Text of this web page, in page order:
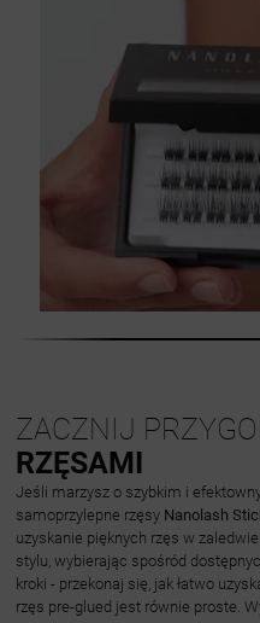
ZACZNIJ
RZĘSAMI
Jeśli marzysz o szybkim i
samoprzylepne rzęsy Nanolash
uzyskanie pięknych rzęs w
stylu, wybierając spośród
kroki - przekonaj się, jak łatwo
rzęs pre-glued jest równie proste.